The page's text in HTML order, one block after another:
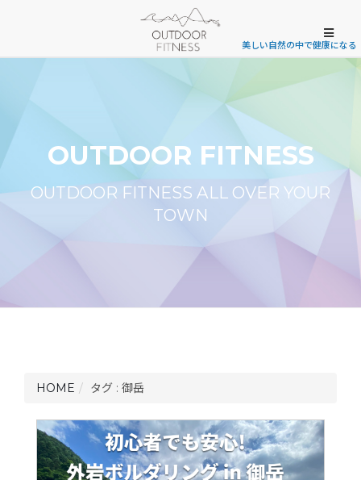
美しい自然の中で健康になる
OUTDOOR FITNESS
OUTDOOR FITNESS ALL OVER YOUR
TOWN
HOME タグ : 御岳